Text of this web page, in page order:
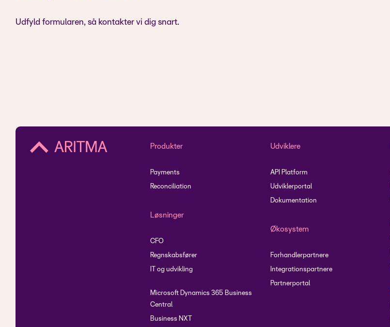
Udfyld formularen, så kontakter vi dig snart.
Produkter
Payments
Reconciliation
Løsninger
CFO
Regnskabsfører
IT og udvikling
Microsoft Dynamics 365 Business
Central
Business NXT
Udviklere
API Platform
Udviklerportal
Dokumentation
Økosystem
Forhandlerpartnere
Integrationspartnere
Partnerportal